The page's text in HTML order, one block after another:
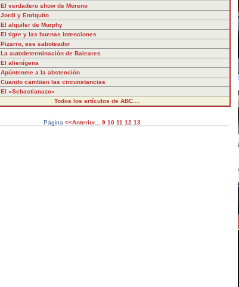
El verdadero show de Moreno
Jordi y Enriquito
El alquiler de Murphy
El tigre y las buenas intenciones
Pizarro, ese saboteador
La autodeterminación de Baleares
El alienígena
Apúntenme a la abstención
Cuando cambian las circunstancias
El «Sebastianazo»
Todos los artículos de ABC....
Página <<Anterior... 9 10 11 12 13